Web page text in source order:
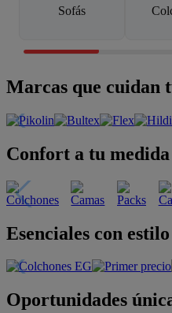
Sofás
Marcas que cuidan
Confort a tu medida
Esenciales con estilo
Oportunidades